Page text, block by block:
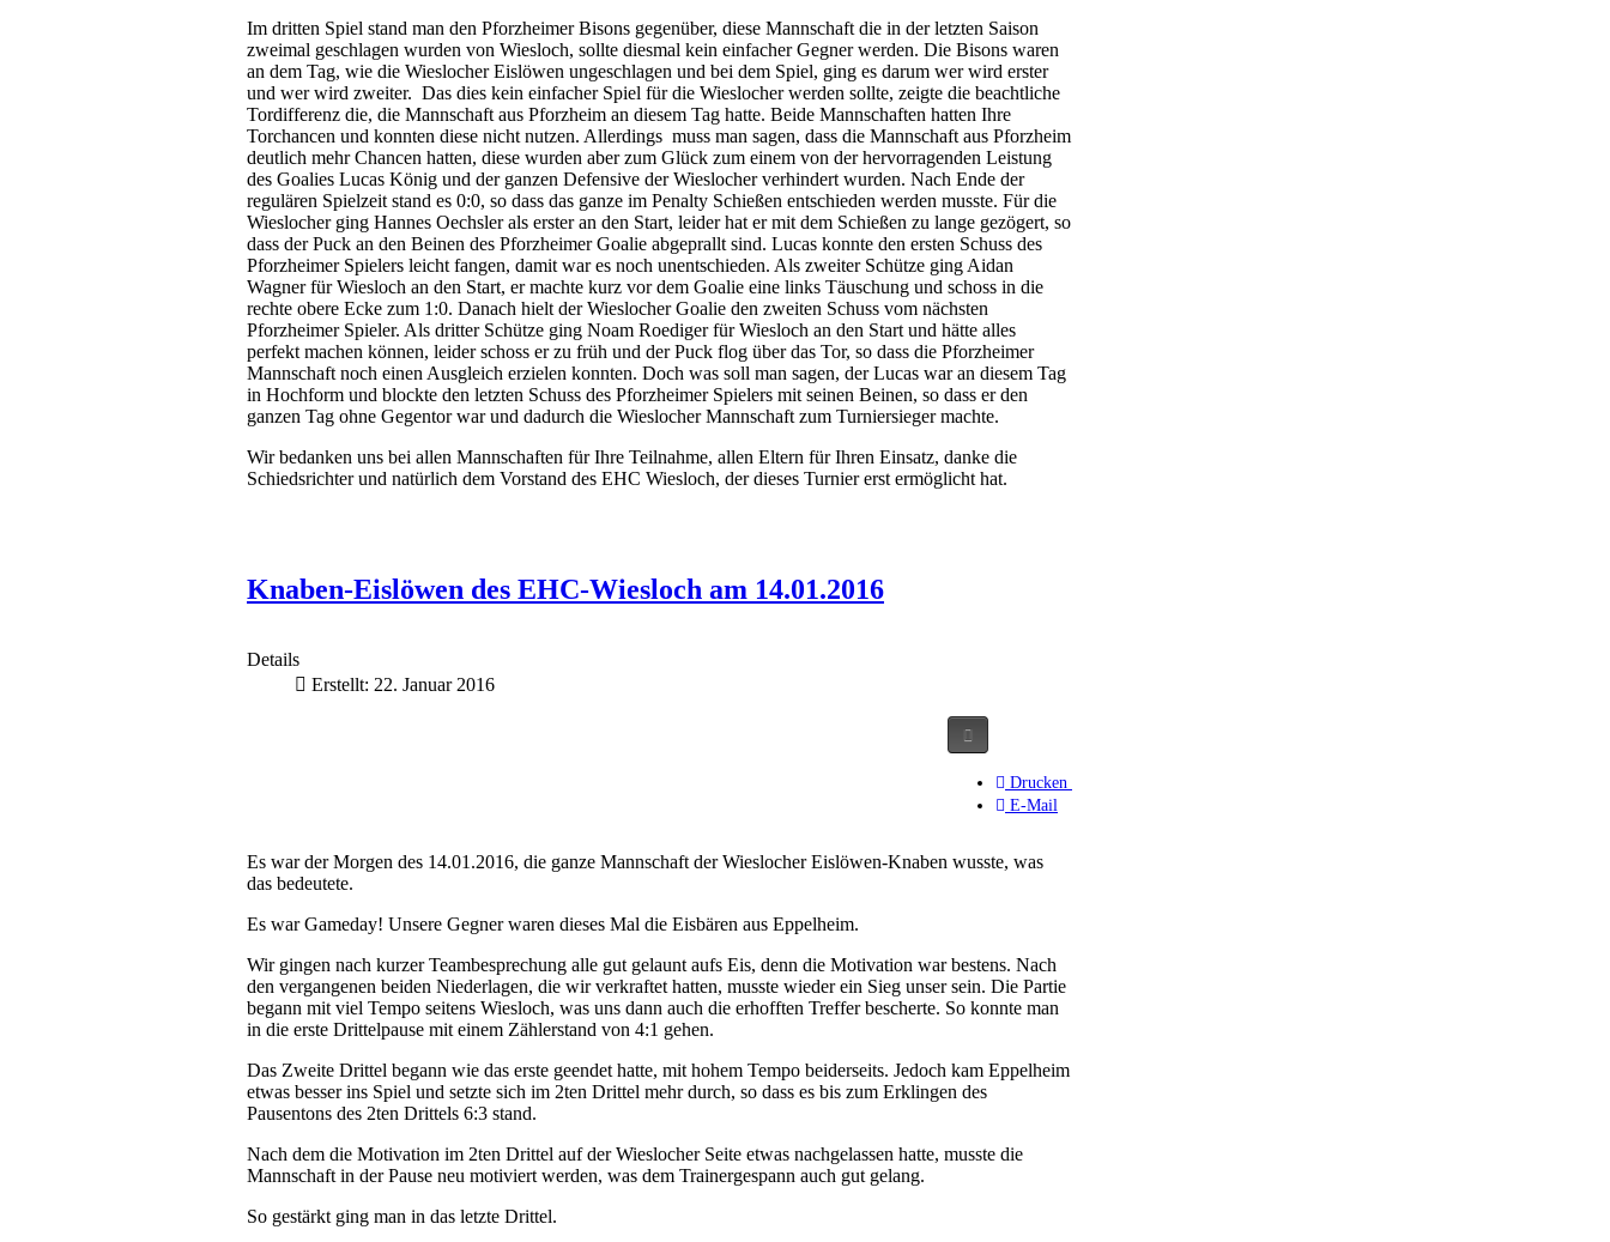
Im dritten Spiel stand man den Pforzheimer Bisons gegenüber, diese Mannschaft die in der letzten Saison
zweimal geschlagen wurden von Wiesloch, sollte diesmal kein einfacher Gegner werden. Die Bisons waren
an dem Tag, wie die Wieslocher Eislöwen ungeschlagen und bei dem Spiel, ging es darum wer wird erster
und wer wird zweiter. Das dies kein einfacher Spiel für die Wieslocher werden sollte, zeigte die beachtliche
Tordifferenz die, die Mannschaft aus Pforzheim an diesem Tag hatte. Beide Mannschaften hatten Ihre
Torchancen und konnten diese nicht nutzen. Allerdings muss man sagen, dass die Mannschaft aus Pforzheim
deutlich mehr Chancen hatten, diese wurden aber zum Glück zum einem von der hervorragenden Leistung
des Goalies Lucas König und der ganzen Defensive der Wieslocher verhindert wurden. Nach Ende der
regulären Spielzeit stand es 0:0, so dass das ganze im Penalty Schießen entschieden werden musste. Für die
Wieslocher ging Hannes Oechsler als erster an den Start, leider hat er mit dem Schießen zu lange gezögert, so
dass der Puck an den Beinen des Pforzheimer Goalie abgeprallt sind. Lucas konnte den ersten Schuss des
Pforzheimer Spielers leicht fangen, damit war es noch unentschieden. Als zweiter Schütze ging Aidan
Wagner für Wiesloch an den Start, er machte kurz vor dem Goalie eine links Täuschung und schoss in die
rechte obere Ecke zum 1:0. Danach hielt der Wieslocher Goalie den zweiten Schuss vom nächsten
Pforzheimer Spieler. Als dritter Schütze ging Noam Roediger für Wiesloch an den Start und hätte alles
perfekt machen können, leider schoss er zu früh und der Puck flog über das Tor, so dass die Pforzheimer
Mannschaft noch einen Ausgleich erzielen konnten. Doch was soll man sagen, der Lucas war an diesem Tag
in Hochform und blockte den letzten Schuss des Pforzheimer Spielers mit seinen Beinen, so dass er den
ganzen Tag ohne Gegentor war und dadurch die Wieslocher Mannschaft zum Turniersieger machte.
Wir bedanken uns bei allen Mannschaften für Ihre Teilnahme, allen Eltern für Ihren Einsatz, danke die
Schiedsrichter und natürlich dem Vorstand des EHC Wiesloch, der dieses Turnier erst ermöglicht hat.
Knaben-Eislöwen des EHC-Wiesloch am 14.01.2016
Details
Erstellt: 22. Januar 2016
Drucken
E-Mail
Es war der Morgen des 14.01.2016, die ganze Mannschaft der Wieslocher Eislöwen-Knaben wusste, was
das bedeutete.
Es war Gameday! Unsere Gegner waren dieses Mal die Eisbären aus Eppelheim.
Wir gingen nach kurzer Teambesprechung alle gut gelaunt aufs Eis, denn die Motivation war bestens. Nach
den vergangenen beiden Niederlagen, die wir verkraftet hatten, musste wieder ein Sieg unser sein. Die Partie
begann mit viel Tempo seitens Wiesloch, was uns dann auch die erhofften Treffer bescherte. So konnte man
in die erste Drittelpause mit einem Zählerstand von 4:1 gehen.
Das Zweite Drittel begann wie das erste geendet hatte, mit hohem Tempo beiderseits. Jedoch kam Eppelheim
etwas besser ins Spiel und setzte sich im 2ten Drittel mehr durch, so dass es bis zum Erklingen des
Pausentons des 2ten Drittels 6:3 stand.
Nach dem die Motivation im 2ten Drittel auf der Wieslocher Seite etwas nachgelassen hatte, musste die
Mannschaft in der Pause neu motiviert werden, was dem Trainergespann auch gut gelang.
So gestärkt ging man in das letzte Drittel.